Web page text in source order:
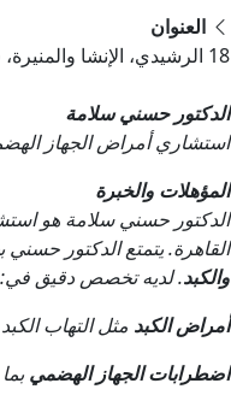
العنوان
18 الرشيدي، الإنشا والمنيرة، قسم السيدة زينب، محافظة القاهرة‬, السيدة زينب, القاهرة
الدكتور حسني سلامة
استشاري أمراض الجهاز
المؤهلات والخبرة
الدكتور حسني سلامة هو
القاهرة. يتمتع الدكتور
والكبد. لديه تخصص دقيق في:
أمراض الكبد مثل التهاب
اضطرابات الجهاز الهضمي